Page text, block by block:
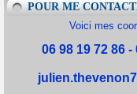
POUR ME
Voici mes
06 98 19 72 86 -